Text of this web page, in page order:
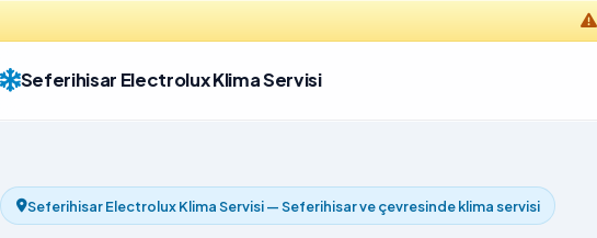
Seferihisar Electrolux Klima Servisi
Seferihisar Electrolux Klima Servisi — Seferihisar ve çevresinde klima servisi